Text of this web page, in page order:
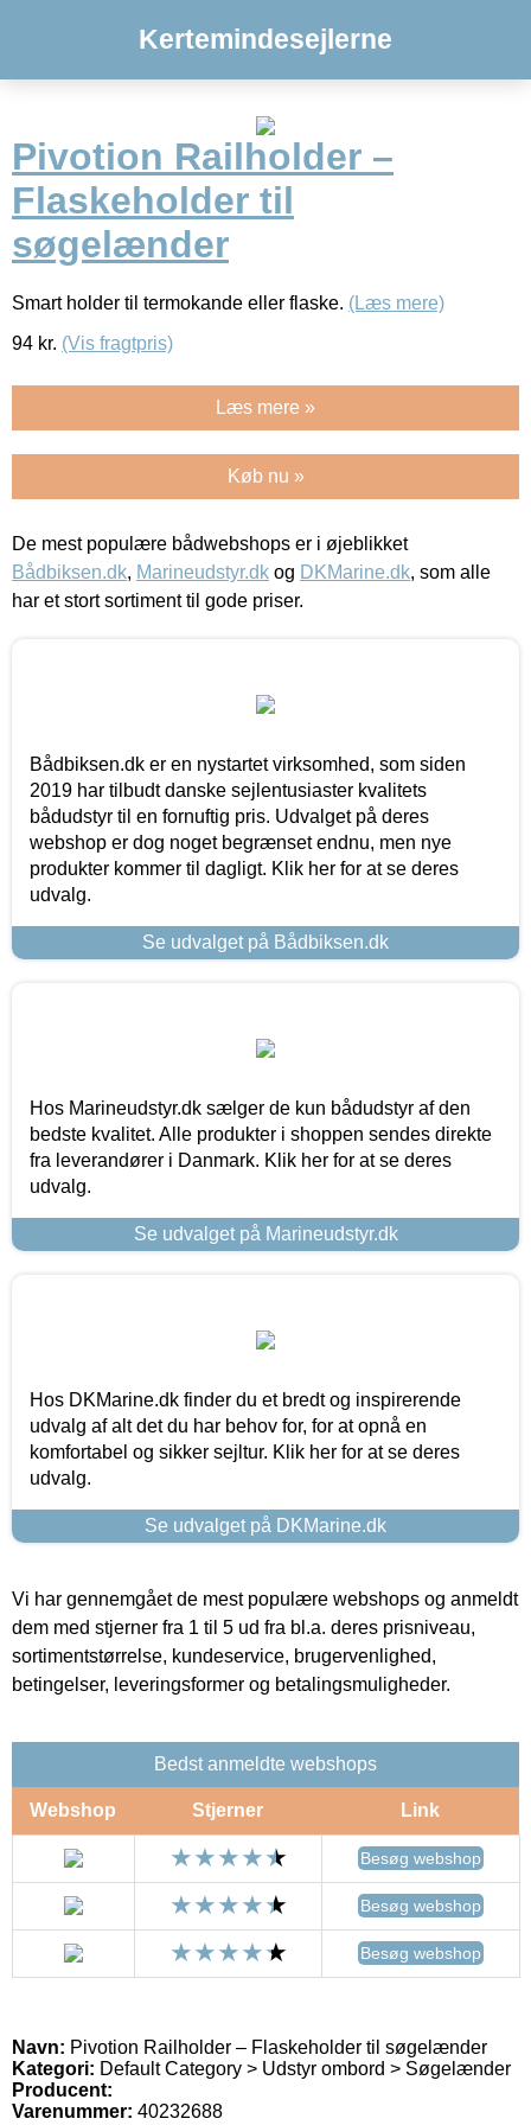
Kertemindesejlerne
Pivotion Railholder –
Flaskeholder til
søgelænder
Smart holder til termokande eller flaske. (Læs mere)
94 kr. (Vis fragtpris)
Læs mere »
Køb nu »
De mest populære bådwebshops er i øjeblikket
Bådbiksen.dk, Marineudstyr.dk og DKMarine.dk, som alle
har et stort sortiment til gode priser.
Bådbiksen.dk er en nystartet virksomhed, som siden
2019 har tilbudt danske sejlentusiaster kvalitets
bådudstyr til en fornuftig pris. Udvalget på deres
webshop er dog noget begrænset endnu, men nye
produkter kommer til dagligt. Klik her for at se deres
udvalg.
Se udvalget på Bådbiksen.dk
Hos Marineudstyr.dk sælger de kun bådudstyr af den
bedste kvalitet. Alle produkter i shoppen sendes direkte
fra leverandører i Danmark. Klik her for at se deres
udvalg.
Se udvalget på Marineudstyr.dk
Hos DKMarine.dk finder du et bredt og inspirerende
udvalg af alt det du har behov for, for at opnå en
komfortabel og sikker sejltur. Klik her for at se deres
udvalg.
Se udvalget på DKMarine.dk
Vi har gennemgået de mest populære webshops og anmeldt
dem med stjerner fra 1 til 5 ud fra bl.a. deres prisniveau,
sortimentstørrelse, kundeservice, brugervenlighed,
betingelser, leveringsformer og betalingsmuligheder.
Bedst anmeldte webshops
Webshop Stjerner Link
Besøg webshop
Besøg webshop
Besøg webshop
Navn: Pivotion Railholder – Flaskeholder til søgelænder
Kategori: Default Category > Udstyr ombord > Søgelænder
Producent:
Varenummer: 40232688